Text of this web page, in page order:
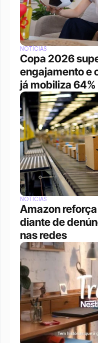
NOTÍCIAS
Copa 2026
engajamento e
já mobiliza 64%
NOTÍCIAS
Amazon
diante de
nas redes